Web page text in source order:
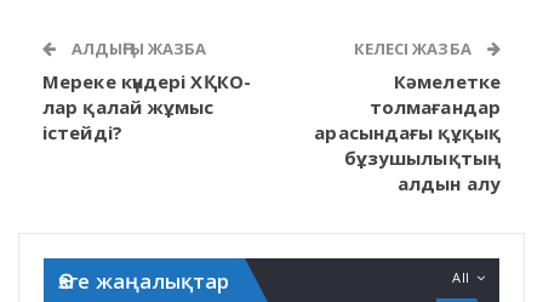
АЛДЫҢҒЫ ЖАЗБА
Мереке күндері ХҚКО-
лар қалай жұмыс
істейді?
КЕЛЕСІ ЖАЗБА
Кәмелетке
толмағандар
арасындағы құқық
бұзушылықтың
алдын алу
All
Өзге жаңалықтар